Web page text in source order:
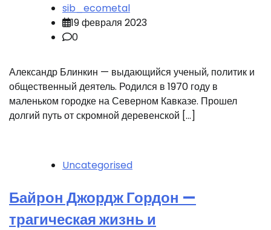
sib_ecometal
19 февраля 2023
0
Александр Блинкин — выдающийся ученый, политик и
общественный деятель. Родился в 1970 году в
маленьком городке на Северном Кавказе. Прошел
долгий путь от скромной деревенской […]
Uncategorised
Байрон Джордж Гордон —
трагическая жизнь и